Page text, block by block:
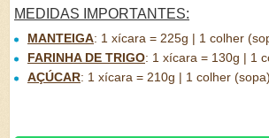
MEDIDAS IMPORTANTES:
MANTEIGA: 1 xícara = 225g | 1 colher
FARINHA DE TRIGO: 1 xícara = 130g | 1
AÇÚCAR: 1 xícara = 210g | 1 colher